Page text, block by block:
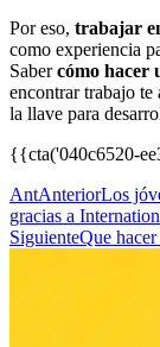
Por eso, trabajar
como experiencia
Sabercómo hacer
encontrar trabajo te
la llave para
{{cta('040c6520-
AntAnteriorLos
gracias a
SiguienteQue